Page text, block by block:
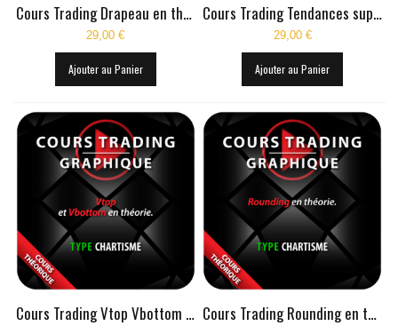
Cours Trading Drapeau en théorie
29,00 €
Ajouter au Panier
Cours Trading Tendances supports résistances canaux
29,00 €
Ajouter au Panier
Cours Trading Vtop Vbottom en théorie Cours Trading Rounding en théorie